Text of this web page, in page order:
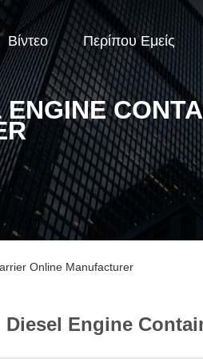
Βίντεο Περίπου Εμείς
ENGINE
Online Manufacturer
Diesel Engine